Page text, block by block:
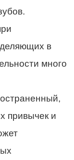
в
много
привычек и